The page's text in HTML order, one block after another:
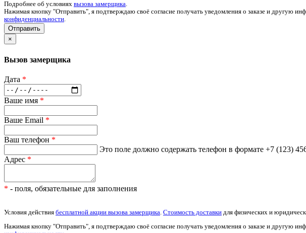
Подробнее об условиях вызова замерщика.
Нажимая кнопку "Отправить", я подтверждаю своё согласие получать уведомления о заказе и другую
конфиденциальности.
Отправить
×
Вызов замерщика
Дата *
Ваше имя *
Ваше Email *
Ваш телефон *
Это поле должно содержать телефон в формате +7 (123)
Адрес *
* - поля, обязательные для заполнения
Условия действия бесплатной акции вызова замерщика Стоимость доставки для физических и
Нажимая кнопку "Отправить", я подтверждаю своё согласие получать уведомления о заказе и другую